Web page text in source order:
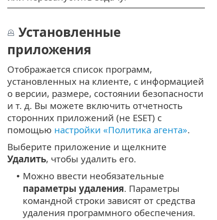
Установленные
приложения
Отображается список программ,
установленных на клиенте, с информацией
о версии, размере, состоянии безопасности
и т. д. Вы можете включить отчетность
сторонних приложений (не ESET) с
помощью настройки «Политика агента».
Выберите приложение и щелкните
Удалить, чтобы удалить его.
• Можно ввести необязательные
параметры удаления. Параметры
командной строки зависят от средства
удаления программного обеспечения.